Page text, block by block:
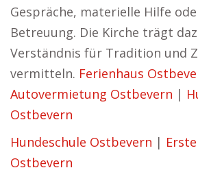
Gespräche, materielle Hilfe
Betreuung. Die Kirche trägt
Verständnis für Tradition und
vermitteln. Ferienhaus
Autovermietung Ostbevern |
Ostbevern
Hundeschule Ostbevern |
Ostbevern